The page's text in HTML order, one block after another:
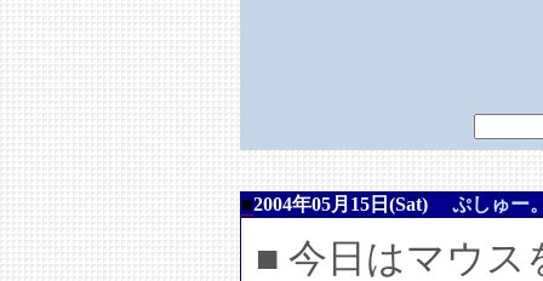
■2004年05月15日(Sat) ぷしゅー
■ 今日はマウス